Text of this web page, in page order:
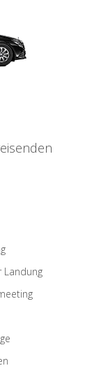
Landung